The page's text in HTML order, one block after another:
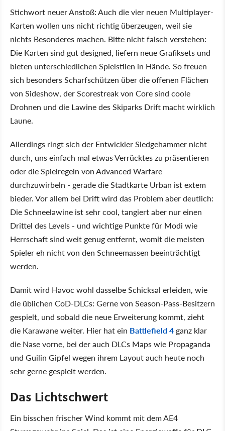
Stichwort neuer Anstoß: Auch die vier neuen Multiplayer-
Karten wollen uns nicht richtig überzeugen, weil sie
nichts Besonderes machen. Bitte nicht falsch verstehen:
Die Karten sind gut designed, liefern neue Grafiksets und
bieten unterschiedlichen Spielstilen in Hände. So freuen
sich besonders Scharfschützen über die offenen Flächen
von Sideshow, der Scorestreak von Core sind coole
Drohnen und die Lawine des Skiparks Drift macht wirklich
Laune.
Allerdings ringt sich der Entwickler Sledgehammer nicht
durch, uns einfach mal etwas Verrücktes zu präsentieren
oder die Spielregeln von Advanced Warfare
durchzuwirbeln - gerade die Stadtkarte Urban ist extem
bieder. Vor allem bei Drift wird das Problem aber deutlich:
Die Schneelawine ist sehr cool, tangiert aber nur einen
Drittel des Levels - und wichtige Punkte für Modi wie
Herrschaft sind weit genug entfernt, womit die meisten
Spieler eh nicht von den Schneemassen beeinträchtigt
werden.
Damit wird Havoc wohl dasselbe Schicksal erleiden, wie
die üblichen CoD-DLCs: Gerne von Season-Pass-Besitzern
gespielt, und sobald die neue Erweiterung kommt, zieht
die Karawane weiter. Hier hat ein Battlefield 4 ganz klar
die Nase vorne, bei der auch DLCs Maps wie Propaganda
und Guilin Gipfel wegen ihrem Layout auch heute noch
sehr gerne gespielt werden.
Das Lichtschwert
Ein bisschen frischer Wind kommt mit dem AE4